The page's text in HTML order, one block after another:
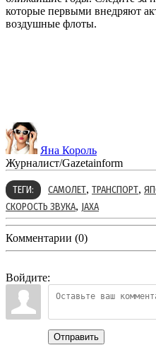
которые первыми внедряют
воздушные флоты.
Яна Король
Журналист/Gazetainform
ТЕГИ: САМОЛЕТ, ТРАНСПОРТ,
СКОРОСТЬ ЗВУКА, JAXA
Комментарии (0)
Войдите:
Отправить